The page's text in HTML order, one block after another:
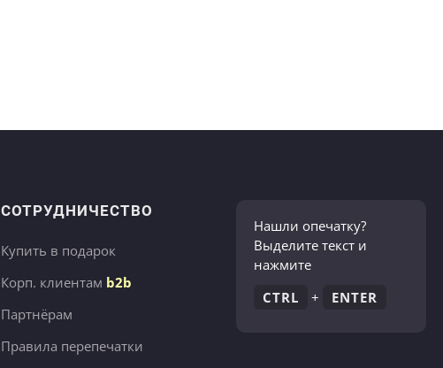
СОТРУДНИЧЕСТВО
Купить в подарок
Корп. клиентам b2b
Партнёрам
Правила перепечатки
Нашли опечатку?
Выделите текст и
нажмите
CTRL
+ ENTER